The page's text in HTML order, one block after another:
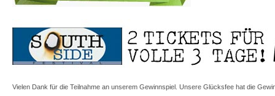
Vielen Dank für die Teilnahme an unserem Gewinnspiel. Unsere Glücksfee hat die